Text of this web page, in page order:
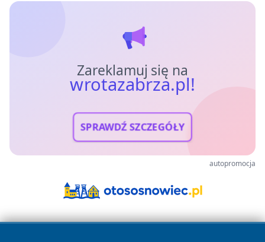
Zareklamuj się na
wrotazabrza.pl!
SPRAWDŹ SZCZEGÓŁY
autopromocja